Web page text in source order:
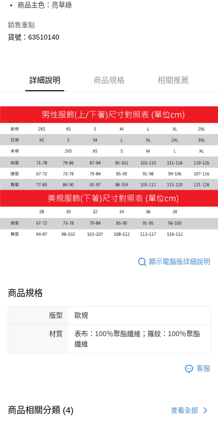
商品主色：亮草綠
銷售重點
貨號：63510140
詳細說明 商品規格 相關推薦
顯示電腦版詳細說明
商品規格
版型 歐規
材質
表布：100％聚酯纖維；羅紋：100％聚酯
纖維
客服
商品相關分類 (4) 查看全部